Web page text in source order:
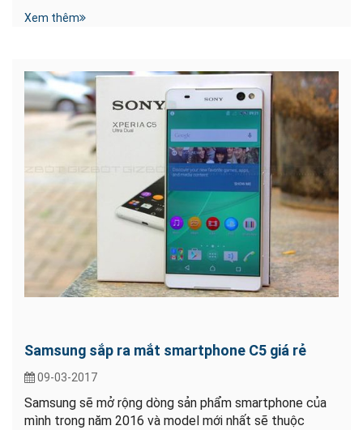
Xem thêm
Samsung sắp ra mắt smartphone C5 giá rẻ
09-03-2017
Samsung sẽ mở rộng dòng sản phẩm smartphone của
mình trong năm 2016 và model mới nhất sẽ thuộc